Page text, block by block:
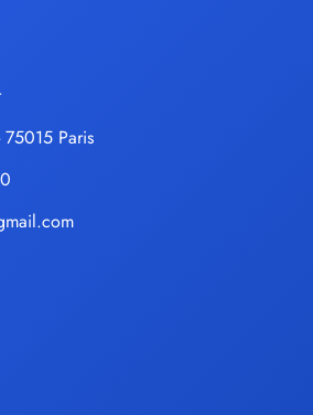
Paris